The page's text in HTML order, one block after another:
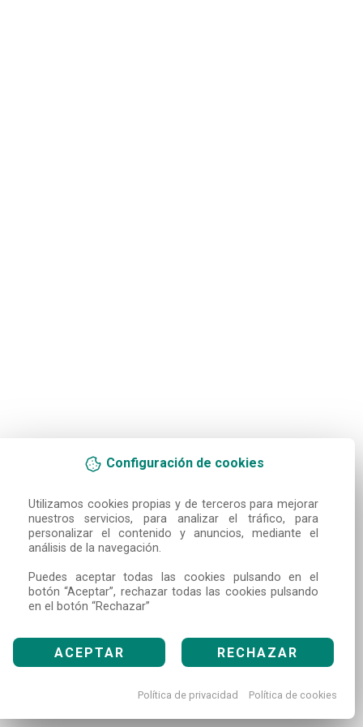
Configuración de cookies
Utilizamos cookies propias y de terceros para mejorar
nuestros servicios, para analizar el tráfico, para
personalizar el contenido y anuncios, mediante el
análisis de la navegación.
Puedes aceptar todas las cookies pulsando en el
botón “Aceptar”, rechazar todas las cookies pulsando
en el botón “Rechazar”
ACEPTAR RECHAZAR
Política de privacidad Política de cookies